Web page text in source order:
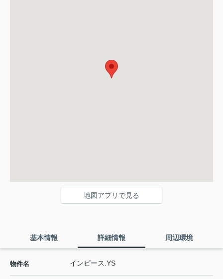
地図アプリで見る
基本情報 詳細情報 周辺環境
物件名 インピース.YS